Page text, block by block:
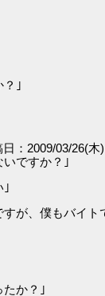
｣
日：2009/03/26(
ですか？｣
｣
が、僕もバイト
か？｣